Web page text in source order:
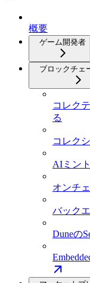
概要
ゲーム開発者
ブロックチェ
コレク
る
コレク
AIミン
オンチ
バック
Duneの